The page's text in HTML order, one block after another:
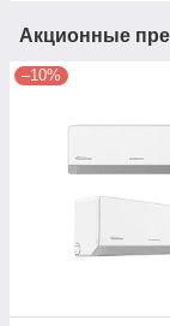
Акционные
–10%